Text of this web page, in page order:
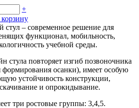
+
стул – современное решение для
функционал, мобильность,
учебной среды.
стула повторяет изгиб позвоночника
осанки), имеет особую
устойчивость конструкции,
и опрокидывание.
три ростовые группы: 3,4,5.